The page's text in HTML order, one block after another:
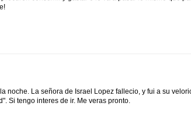
noche. La señora de Israel Lopez fallecio, y fui a su
Si tengo interes de ir. Me veras pronto.